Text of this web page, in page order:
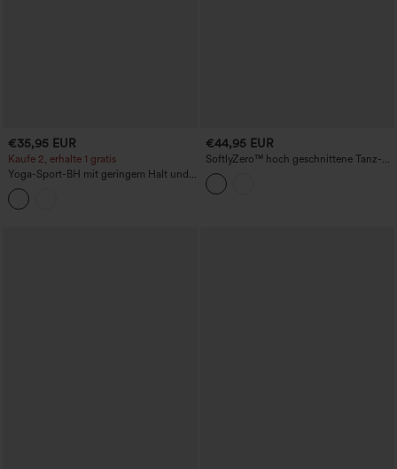
€35,95 EUR
Kaufe 2, erhalte 1 gratis
Yoga-Sport-BH mit geringem Halt und
integriertem BH-Einsatz, kühles
Tragegefühl, schnelltrocknend, UPF50+
€44,95 EUR
SoftlyZero™ hoch geschnittene Tanz-
Ballonhose mit Kordelzug und Taschen
– UPF50+